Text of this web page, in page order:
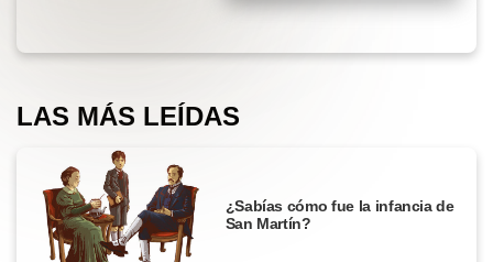
LAS MÁS LEÍDAS
¿Sabías cómo fue la infancia de
San Martín?